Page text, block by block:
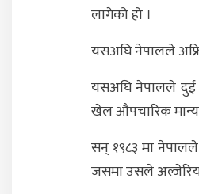
लागेको हो ।
यसअघि नेपालले
यसअघि नेपालले
खेल औपचारिक
सन् १९८३ मा
जसमा उसले